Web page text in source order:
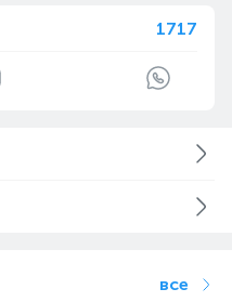
1717
все